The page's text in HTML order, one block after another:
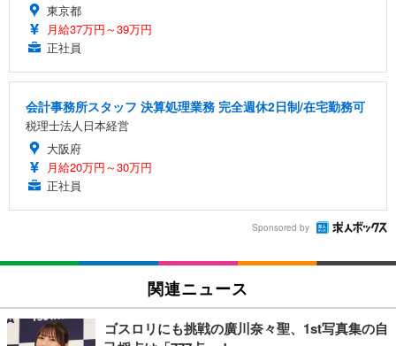
東京都
月給37万円～39万円
正社員
会計事務所スタッフ 決算処理業務 完全週休2日制/在宅勤務可
税理士法人日本経営
大阪府
月給20万円～30万円
正社員
Sponsored by
関連ニュース
ゴスロリにも挑戦の廣川奈々聖、1st写真集の自